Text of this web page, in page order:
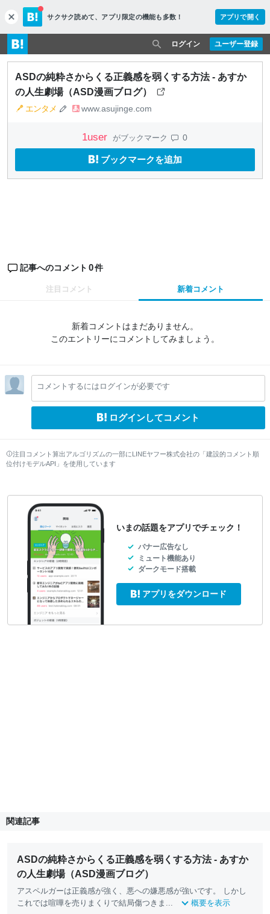
c
l
o
s
e
サクサク読めて、 アプリ限定の機能も多数！ アプリで開く
ユーザー登録
ログイン
ASDの純粋さからくる正義感を弱くする方法 - あすか
の人生劇場（ASD漫画ブログ）
エンタメ www.asujinge.com
1user がブックマーク 0
ブックマークを追加
記事へのコメント 0件
注目コメント 新着コメント
新着コメントはまだありません。
このエントリーにコメントしてみましょう。
コメントするにはログインが必要です
ログインしてコメント
注目コメント算出アルゴリズムの一部にLINEヤフー株式会社の「建設的コメント順
位付けモデルAPI」を使用しています
いまの話題をアプリでチェック！
バナー広告なし
ミュート機能あり
ダークモード搭載
アプリをダウンロード
関連記事
ASDの純粋さからくる正義感を弱くする方法 - あすか
の人生劇場（ASD漫画ブログ）
アスペルガーは正義感が強く、悪への嫌悪感が強いです。 しかし
これでは喧嘩を売りまくりで結局傷つきま...
概要を表示